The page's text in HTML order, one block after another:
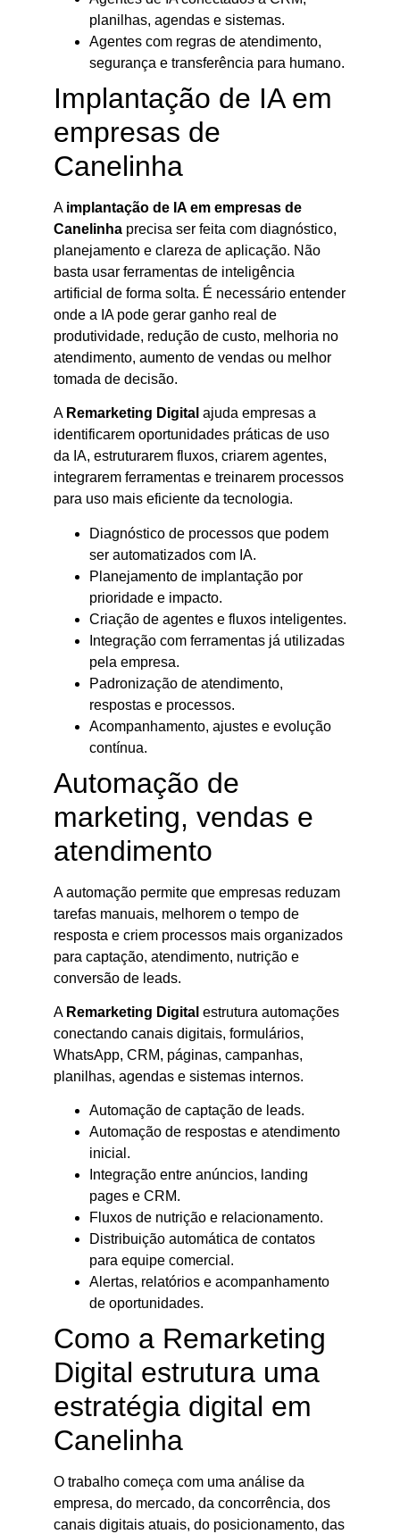
planilhas, agendas e sistemas.
Agentes com regras de atendimento,
segurança e transferência para humano.
Implantação de IA em
empresas de
Canelinha
A implantação de IA em empresas de
Canelinha precisa ser feita com diagnóstico,
planejamento e clareza de aplicação. Não
basta usar ferramentas de inteligência
artificial de forma solta. É necessário entender
onde a IA pode gerar ganho real de
produtividade, redução de custo, melhoria no
atendimento, aumento de vendas ou melhor
tomada de decisão.
A Remarketing Digital ajuda empresas a
identificarem oportunidades práticas de uso
da IA, estruturarem fluxos, criarem agentes,
integrarem ferramentas e treinarem processos
para uso mais eficiente da tecnologia.
Diagnóstico de processos que podem
ser automatizados com IA.
Planejamento de implantação por
prioridade e impacto.
Criação de agentes e fluxos inteligentes.
Integração com ferramentas já utilizadas
pela empresa.
Padronização de atendimento,
respostas e processos.
Acompanhamento, ajustes e evolução
contínua.
Automação de
marketing, vendas e
atendimento
A automação permite que empresas reduzam
tarefas manuais, melhorem o tempo de
resposta e criem processos mais organizados
para captação, atendimento, nutrição e
conversão de leads.
A Remarketing Digital estrutura automações
conectando canais digitais, formulários,
WhatsApp, CRM, páginas, campanhas,
planilhas, agendas e sistemas internos.
Automação de captação de leads.
Automação de respostas e atendimento
inicial.
Integração entre anúncios, landing
pages e CRM.
Fluxos de nutrição e relacionamento.
Distribuição automática de contatos
para equipe comercial.
Alertas, relatórios e acompanhamento
de oportunidades.
Como a Remarketing
Digital estrutura uma
estratégia digital em
Canelinha
O trabalho começa com uma análise da
empresa, do mercado, da concorrência, dos
canais digitais atuais, do posicionamento, das